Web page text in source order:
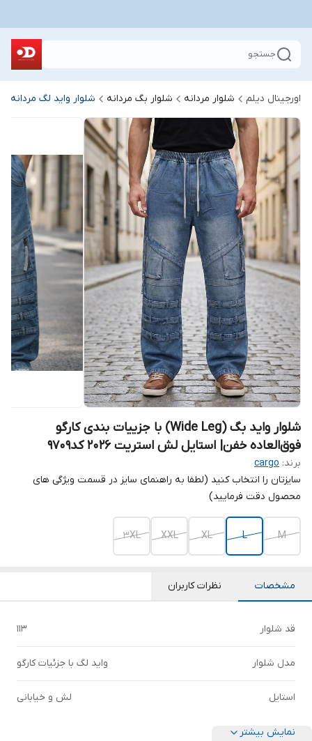
جستجو
اورجینال دیلم شلوار مردانه شلوار بگ مردانه شلوار واید لگ مردانه
شلوار واید بگ (Wide Leg) با جزییات بندی کارگو
فوق‌العاده خفن| استایل لش استریت ۲۰۲۶ کد9709
برند: cargo
سایزتان را انتخاب کنید (لطفا به راهنمای سایز در قسمت ویژگی های
محصول دقت فرمایید)
M
L
XL
XXL
3XL
مشخصات نظرات کاربران
قد شلوار ۱۱۳
مدل شلوار واید لگ با جزئیات کارگو
استایل لش و خیابانی
نمایش بیشتر